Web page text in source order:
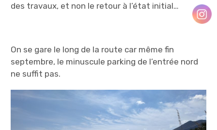
des travaux, et non le retour à l’état initial…
On se gare le long de la route car même fin
septembre, le minuscule parking de l’entrée nord
ne suffit pas.